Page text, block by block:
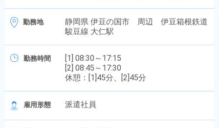
勤務地
静岡県 伊豆の国市 周辺 伊豆箱根鉄道
駿豆線 大仁駅
勤務時間
[1] 08:30～17:15
[2] 08:45～17:30
休憩：[1]45分、[2]45分
雇用形態 派遣社員